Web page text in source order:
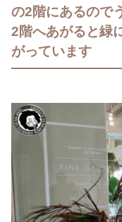
の2階にあるので
2階へあがると緑
がっています